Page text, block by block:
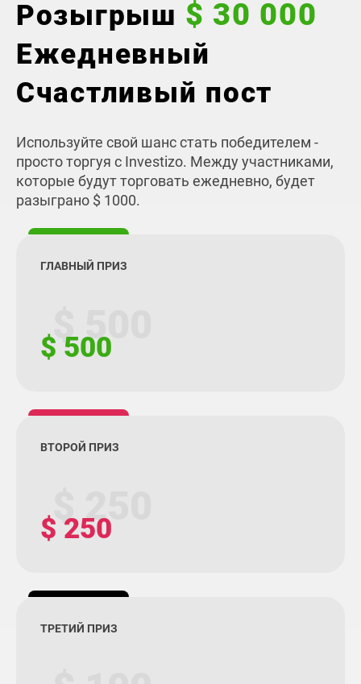
Розыгрыш $ 30 000
Ежедневный
Счастливый пост
Используйте свой шанс стать победителем -
просто торгуя с Investizo. Между участниками,
которые будут торговать ежедневно, будет
разыграно $ 1000.
ГЛАВНЫЙ ПРИЗ
$ 500
$ 500
ВТОРОЙ ПРИЗ
$ 250
$ 250
ТРЕТИЙ ПРИЗ